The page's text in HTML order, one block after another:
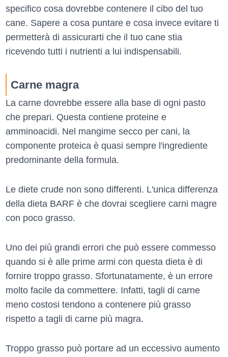
specifico cosa dovrebbe contenere il cibo del tuo
cane. Sapere a cosa puntare e cosa invece evitare ti
permetterà di assicurarti che il tuo cane stia
ricevendo tutti i nutrienti a lui indispensabili.
Carne magra
La carne dovrebbe essere alla base di ogni pasto
che prepari. Questa contiene proteine e
amminoacidi. Nel mangime secco per cani, la
componente proteica è quasi sempre l'ingrediente
predominante della formula.
Le diete crude non sono differenti. L'unica differenza
della dieta BARF è che dovrai scegliere carni magre
con poco grasso.
Uno dei più grandi errori che può essere commesso
quando si è alle prime armi con questa dieta è di
fornire troppo grasso. Sfortunatamente, è un errore
molto facile da commettere. Infatti, tagli di carne
meno costosi tendono a contenere più grasso
rispetto a tagli di carne più magra.
Troppo grasso può portare ad un eccessivo aumento